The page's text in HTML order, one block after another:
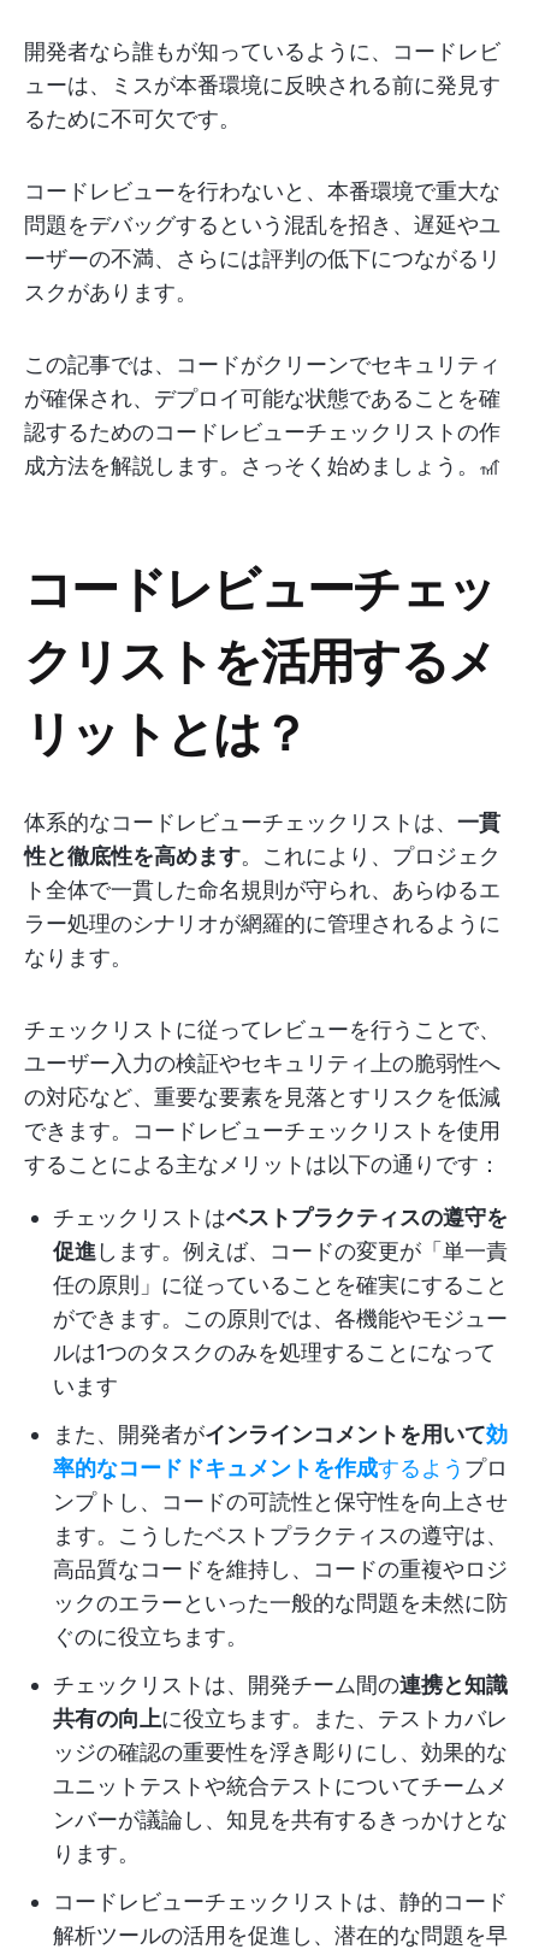
開発者なら誰もが知っているように、コードレビ
ューは、ミスが本番環境に反映される前に発見す
るために不可欠です。
コードレビューを行わないと、本番環境で重大な
問題をデバッグするという混乱を招き、遅延やユ
ーザーの不満、さらには評判の低下につながるリ
スクがあります。
この記事では、コードがクリーンでセキュリティ
が確保され、デプロイ可能な状態であることを確
認するためのコードレビューチェックリストの作
成方法を解説します。さっそく始めましょう。🎢
コードレビューチェッ
クリストを活用するメ
リットとは？
体系的なコードレビューチェックリストは、 一貫
性と徹底性を高めます。これにより、プロジェク
ト全体で一貫した命名規則が守られ、あらゆるエ
ラー処理のシナリオが網羅的に管理されるように
なります。
チェックリストに従ってレビューを行うことで、
ユーザー入力の検証やセキュリティ上の脆弱性へ
の対応など、重要な要素を見落とすリスクを低減
できます。コードレビューチェックリストを使用
することによる主なメリットは以下の通りです：
チェックリストはベストプラクティスの遵守を
促進 します。例えば、コードの変更が「単一責
任の原則」に従っていることを確実にすること
ができます。この原則では、各機能やモジュー
ルは1つのタスクのみを処理することになって
います
また、開発者がインラインコメントを用いて効
率的なコードドキュメントを作成するよう プロ
ンプトし、コードの可読性と保守性を向上させ
ます。こうしたベストプラクティスの遵守は、
高品質なコードを維持し、コードの重複やロジ
ックのエラーといった一般的な問題を未然に防
ぐのに役立ちます。
チェックリストは、開発チーム間の連携と知識
共有の向上に役立ちます。また、テストカバレ
ッジの確認の重要性を浮き彫りにし、効果的な
ユニットテストや統合テストについてチームメ
ンバーが議論し、知見を共有するきっかけとな
ります。
コードレビューチェックリストは、静的コード
解析ツールの活用を促進し、潜在的な問題を早